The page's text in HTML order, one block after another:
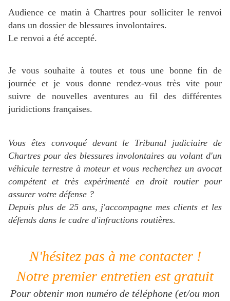
Audience ce matin à Chartres pour solliciter le renvoi
dans un dossier de blessures involontaires.
Le renvoi a été accepté.
Je vous souhaite à toutes et tous une bonne fin de
journée et je vous donne rendez-vous très vite pour
suivre de nouvelles aventures au fil des différentes
juridictions françaises.
Vous êtes convoqué devant le Tribunal judiciaire de
Chartres pour des blessures involontaires au volant d'un
véhicule terrestre à moteur etvous recherchez un avocat
compétent et très expérimenté en droit routier pour
assurer votre défense ?
Depuis plus de 25 ans, j'accompagne mes clients et les
défends dans le cadre d'infractions routières.
N'hésitez pas à me contacter !
Notre premier entretien est gratuit
Pour obtenir mon numéro de téléphone (et/ou mon